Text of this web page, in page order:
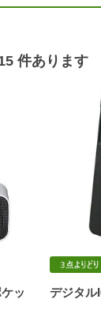
件あります
ッ
デジタル